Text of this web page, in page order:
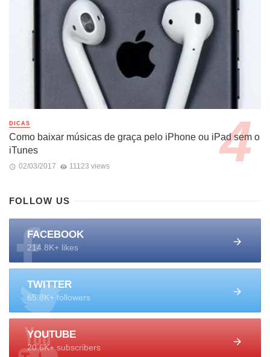
DICAS
Como baixar músicas de graça pelo iPhone ou iPad sem o
iTunes
02/03/2017 11123 views
FOLLOW US
FACEBOOK
214.8K+ likes
TWITTER
65.8K+ followers
YOUTUBE
20.6K+ subscribers